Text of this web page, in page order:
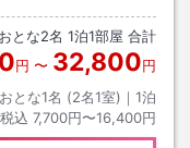
おとな2名 1泊1部屋 合計
円 〜 32,800円
おとな1名 (2名1室)｜ 1泊
税込 7,700円〜16,400円